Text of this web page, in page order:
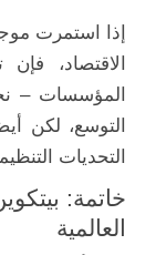
إذا استمرت
الاقتصاد،
المؤسسات –
التوسع، لكن
التحديات
خاتمة:
العالمية